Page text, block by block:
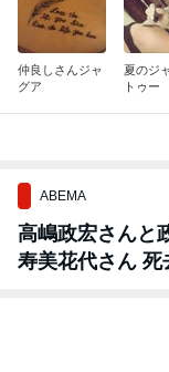
仲良しさんジャ
グア
夏のジ
トゥー
ABEMA
高嶋政宏さんと
寿美花代さん 死